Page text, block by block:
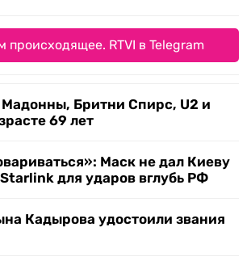
происходящее. RTVI в Telegram
Бритни Спирс, U2 и
69 лет
Маск не дал Киеву
для ударов вглубь РФ
Кадырова удостоили звания